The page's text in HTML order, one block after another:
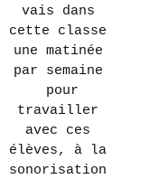
vais dans
cette classe
une matinée
par semaine
pour
travailler
avec ces
élèves, à la
sonorisation